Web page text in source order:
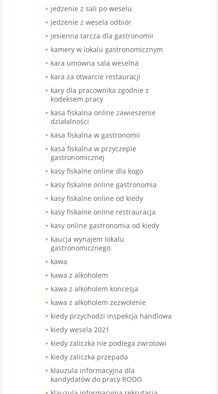
jedzenie z sali po weselu
jedzenie z wesela odbiór
jesienna tarcza dla gastronomii
kamery w lokalu gastronomicznym
kara umowna sala weselna
kara za otwarcie restauracji
kary dla pracownika zgodnie z
kodeksem pracy
kasa fiskalna online zawieszenie
działalności
kasa fiskalna w gastronomii
kasa fiskalna w przyczepie
gastronomicznej
kasy fiskalne online dla kogo
kasy fiskalne online gastronomia
kasy fiskalne online od kiedy
kasy fiskalne online restrauracja
kasy online gastronomia od kiedy
kaucja wynajem lokalu
gastronomicznego
kawa
kawa z alkoholem
kawa z alkoholem koncesja
kawa z alkoholem zezwolenie
kiedy przychodzi inspekcja handlowa
kiedy wesela 2021
kiedy zaliczka nie podlega zwrotowi
kiedy zaliczka przepada
klauzula informacyjna dla
kandydatów do pracy RODO